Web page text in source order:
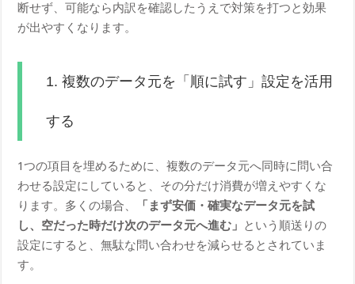
断せず、可能なら内訳を確認したうえで対策を打つと効果
が出やすくなります。
1. 複数のデータ元を「順に試す」設定を活用
する
1つの項目を埋めるために、複数のデータ元へ同時に問い合
わせる設定にしていると、その分だけ消費が増えやすくな
ります。多くの場合、
「まず安価・確実なデータ元を試
し、空だった時だけ次のデータ元へ進む」 という順送りの
設定にすると、無駄な問い合わせを減らせるとされていま
す。